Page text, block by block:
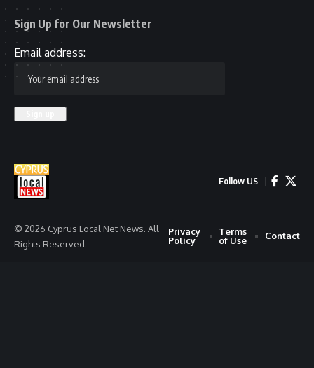
Sign Up for Our Newsletter
Email address:
Follow US
© 2026 Cyprus Local Net News. All
Rights Reserved.
Privacy
Policy
Terms
of Use
Contact